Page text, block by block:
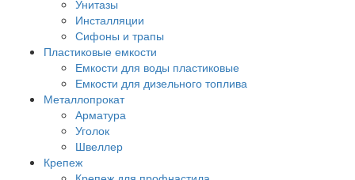
Унитазы
Инсталляции
Сифоны и трапы
Пластиковые емкости
Емкости для воды пластиковые
Емкости для дизельного топлива
Металлопрокат
Арматура
Уголок
Швеллер
Крепеж